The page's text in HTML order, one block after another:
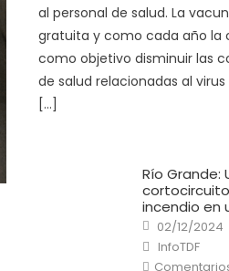
al personal de salud. La
gratuita y como cada año la
como objetivo disminuir las
de salud relacionadas al
[…]
Río Grande:
incendio en
Posted
on
02/12/2024
Author
InfoTDF